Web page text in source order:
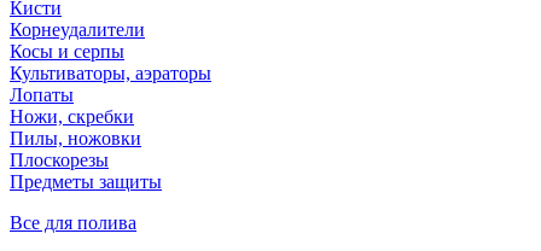
Кисти
Корнеудалители
Косы и серпы
Культиваторы, аэраторы
Лопаты
Ножи, скребки
Пилы, ножовки
Плоскорезы
Предметы защиты
Все для полива